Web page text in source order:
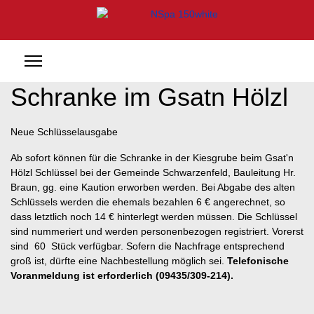
Schranke im Gsatn Hölzl
Neue Schlüsselausgabe
Ab sofort können für die Schranke in der Kiesgrube beim Gsat'n
Hölzl Schlüssel bei der Gemeinde Schwarzenfeld, Bauleitung Hr.
Braun, gg. eine Kaution erworben werden. Bei Abgabe des alten
Schlüssels werden die ehemals bezahlen 6 € angerechnet, so
dass letztlich noch 14 € hinterlegt werden müssen. Die Schlüssel
sind nummeriert und werden personenbezogen registriert. Vorerst
sind 60 Stück verfügbar. Sofern die Nachfrage entsprechend
groß ist, dürfte eine Nachbestellung möglich sei. Telefonische
Voranmeldung ist erforderlich (09435/309-214).